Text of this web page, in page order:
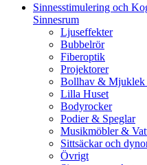
Sinnesstimulering och
Sinnesrum
Ljuseffekter
Bubbelrör
Fiberoptik
Projektorer
Bollhav & Mjuklek
Lilla Huset
Bodyrocker
Podier & Speglar
Musikmöbler &
Sittsäckar och
Övrigt